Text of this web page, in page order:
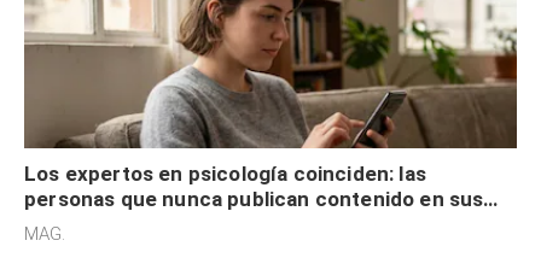
Los expertos en psicología coinciden: las
personas que nunca publican contenido en sus
redes sociales no pretenden buscar validación
MAG.